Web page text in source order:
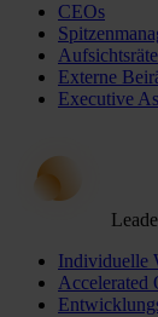
CEOs
Aufsichtsräte
Externe
Executive
Individuelle
Accelerated